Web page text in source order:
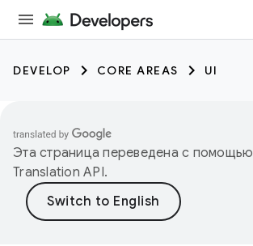
DEVELOP CORE AREAS UI
Эта страница переведена с помощью
Translation API.